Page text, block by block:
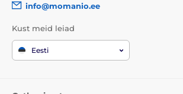
info@momanio.ee
Kust meid leiad
Eesti